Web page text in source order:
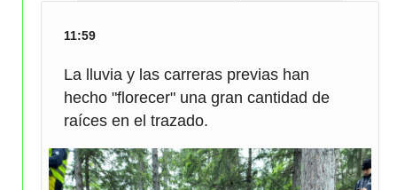
11:59
La lluvia y las carreras previas han
hecho "florecer" una gran cantidad de
raíces en el trazado.